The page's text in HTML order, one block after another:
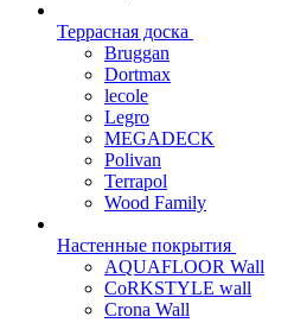
Террасная доска
Bruggan
Dortmax
lecole
Legro
MEGADECK
Polivan
Terrapol
Wood Family
Настенные покрытия
AQUAFLOOR Wall
CoRKSTYLE wall
Crona Wall